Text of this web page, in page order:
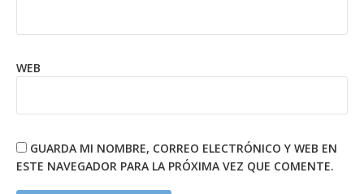
WEB
GUARDA MI NOMBRE, CORREO ELECTRÓNICO Y WEB EN
ESTE NAVEGADOR PARA LA PRÓXIMA VEZ QUE COMENTE.